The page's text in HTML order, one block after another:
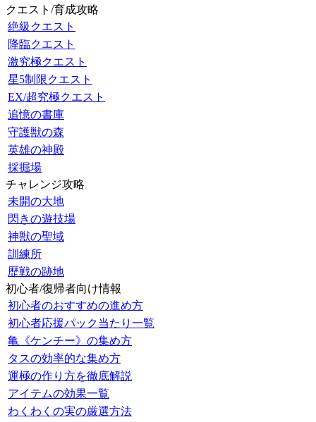
クエスト/育成攻略
絶級クエスト
降臨クエスト
激究極クエスト
星5制限クエスト
EX/超究極クエスト
追憶の書庫
守護獣の森
英雄の神殿
採掘場
チャレンジ攻略
未開の大地
閃きの遊技場
神獣の聖域
訓練所
歴戦の跡地
初心者/復帰者向け情報
初心者のおすすめの進め方
初心者応援パック当たり一覧
亀《ケンチー》の集め方
タスの効率的な集め方
運極の作り方を徹底解説
アイテムの効果一覧
わくわくの実の厳選方法